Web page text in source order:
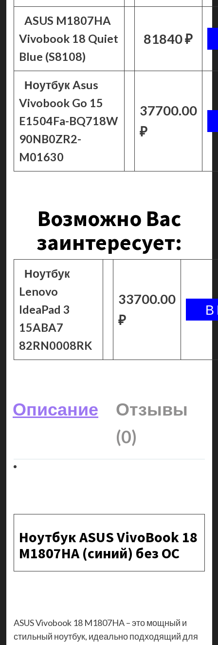
ASUS M1807HA
Vivobook 18 Quiet
Blue (S8108)
81840 ₽
Ноутбук Asus
Vivobook Go 15
E1504Fa-BQ718W
90NB0ZR2-
M01630
37700.00
₽
Возможно Вас
заинтересует:
Ноутбук
Lenovo
IdeaPad 3
15ABA7
82RN0008RK
33700.00
₽
Описание
Отзывы
(0)
Ноутбук ASUS VivoBook 18
M1807HA (синий) без ОС
ASUS Vivobook 18 M1807HA – это мощный и
стильный ноутбук, идеально подходящий для